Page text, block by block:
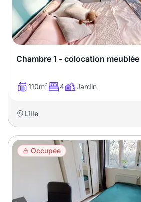
Chambre 1 - colocation meublée
110m² 4 Jardin
Lille
Occupée